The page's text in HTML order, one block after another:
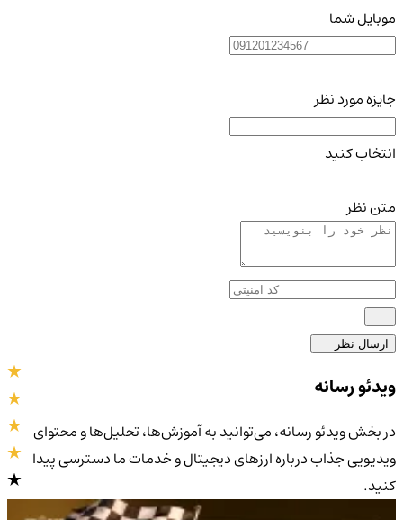
موبایل شما
جایزه مورد نظر
انتخاب کنید
متن نظر
ارسال نظر
4.9/5
ویدئو رسانه
در بخش ویدئو رسانه، می‌توانید به آموزش‌ها، تحلیل‌ها و محتوای
ویدیویی جذاب درباره ارزهای دیجیتال و خدمات ما دسترسی پیدا
کنید.